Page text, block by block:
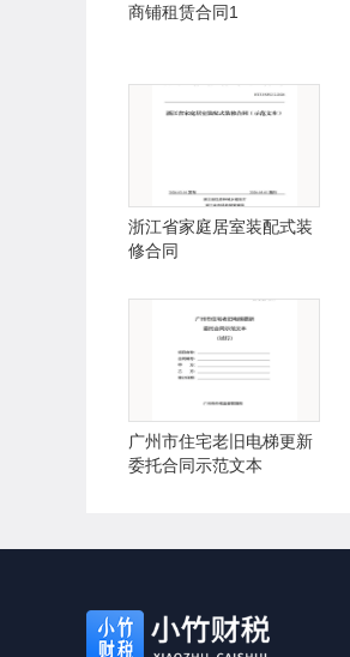
商铺租赁合同1
浙江省家庭居室装配式装
修合同
广州市住宅老旧电梯更新
委托合同示范文本